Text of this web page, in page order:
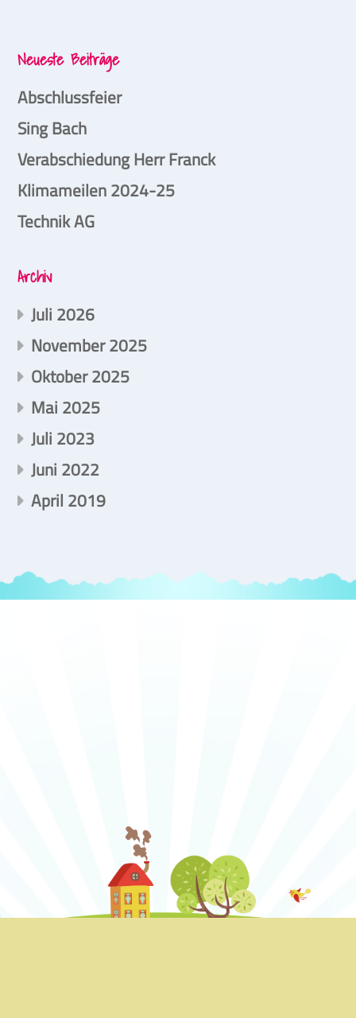
Neueste Beiträge
Abschlussfeier
Sing Bach
Verabschiedung Herr Franck
Klimameilen 2024-25
Technik AG
Archiv
Juli 2026
November 2025
Oktober 2025
Mai 2025
Juli 2023
Juni 2022
April 2019